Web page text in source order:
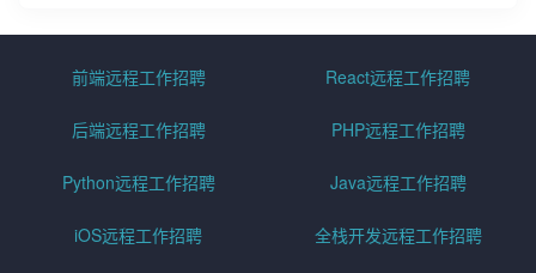
前端远程工作招聘 React远程工作招聘
后端远程工作招聘 PHP远程工作招聘
Python远程工作招聘 Java远程工作招聘
iOS远程工作招聘 全栈开发远程工作招聘